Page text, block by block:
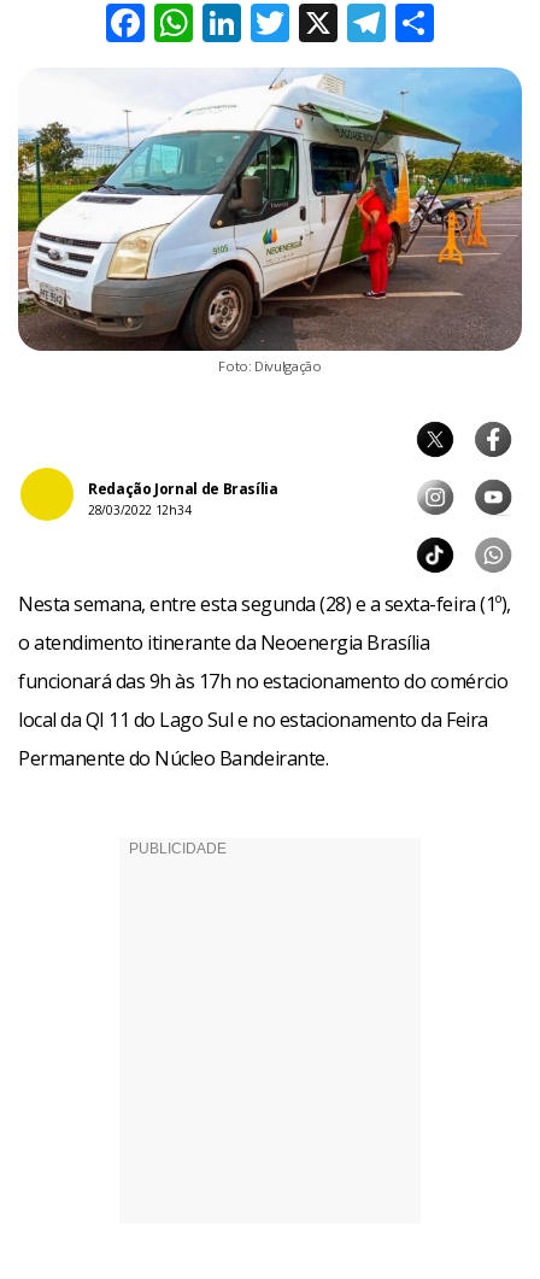
Facebook
WhatsApp
LinkedIn
Twitter
X
Foto: Divulgação
Redação Jornal de Brasília
28/03/2022 12h34
Nesta semana, entre esta segunda (28) e a sexta-feira (1º),
o atendimento itinerante da Neoenergia Brasília
funcionará das 9h às 17h no estacionamento do comércio
local da QI 11 do Lago Sul e no estacionamento da Feira
Permanente do Núcleo Bandeirante.